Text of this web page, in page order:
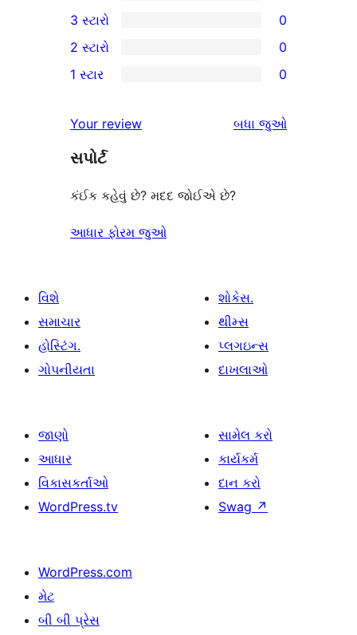
સ્ટાર
સમીક્ષાઓ
4-
સ્ટાર
સમીક્ષા
0
3-
સ્ટાર
3 સ્ટારો 0
2-
સમીક્ષાઓ
2 સ્ટારો 0
સ્ટાર
સમીક્ષાઓ
1 સ્ટાર 0
Your review બધા સમીક્ષાઓ
જુઓ
સપોર્ટ
કંઈક કહેવું છે? મદદ જોઈએ છે?
આધાર ફોરમ જુઓ
વિશે
સમાચાર
હોસ્ટિંગ.
ગોપનીયતા
શોકેસ.
થીમ્સ
પ્લગઇન્સ
દાખલાઓ
જાણો
આધાર
વિકાસકર્તાઓ
WordPress.tv
સામેલ કરો
કાર્યકર્મ
દાન કરો
Swag ↗
WordPress.com
મેટ
બી બી પ્રેસ